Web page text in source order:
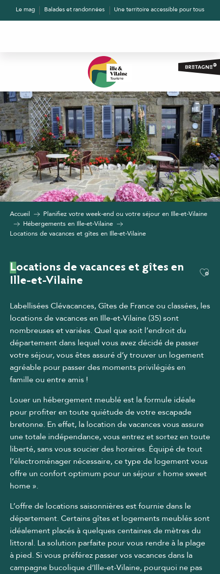
AllerLe mag Balades et randonnées Une territoire accessible pour tous
Accueil
Planifiez votre week-end ou votre séjour en Ille-et-Vilaine
Hébergements en Ille-et-Vilaine
Locations de vacances et gîtes en Ille-et-Vilaine
Locations de vacances et gîtes en
Ille-et-Vilaine
Labellisées Clévacances, Gîtes de France ou classées, les
locations de vacances en Ille-et-Vilaine (35) sont
nombreuses et variées. Quel que soit l’endroit du
département dans lequel vous avez décidé de passer
votre séjour, vous êtes assuré d’y trouver un logement
agréable pour passer des moments privilégiés en
famille ou entre amis !
Louer un hébergement meublé est la formule idéale
pour profiter en toute quiétude de votre escapade
bretonne. En effet, la location de vacances vous assure
une totale indépendance, vous entrez et sortez en toute
liberté, sans vous soucier des horaires. Équipé de tout
l’électroménager nécessaire, ce type de logement vous
offre un confort optimum pour un séjour « home sweet
home ».
L’offre de locations saisonnières est fournie dans le
département. Certains gîtes et logements meublés sont
idéalement placés à quelques centaines de mètres du
littoral. La solution parfaite pour vous rendre à la plage
à pied. Si vous préférez passer vos vacances dans la
campagne bucolique d’Ille-et-Vilaine, pourquoi ne pas